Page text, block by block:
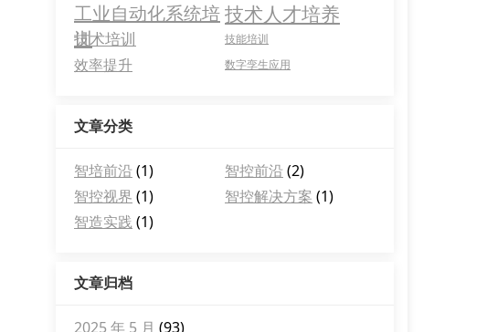
工业自动化系统培
训
技术人才培养
技术培训 技能培训
效率提升 数字孪生应用
文章分类
智培前沿 (1) 智控前沿 (2)
智控视界 (1) 智控解决方案 (1)
智造实践(1)
文章归档
2025 年 5 月 (93)